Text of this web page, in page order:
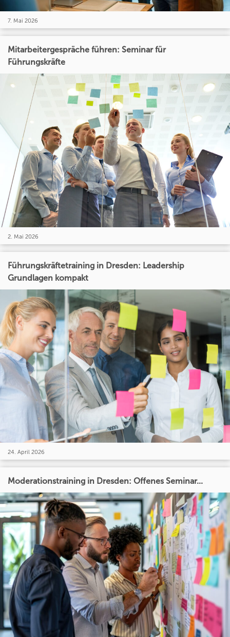
7. Mai 2026
Mitarbeitergespräche führen: Seminar für
Führungskräfte
2. Mai 2026
Führungskräftetraining in Dresden: Leadership
Grundlagen kompakt
24. April 2026
Moderationstraining in Dresden: Offenes Seminar...